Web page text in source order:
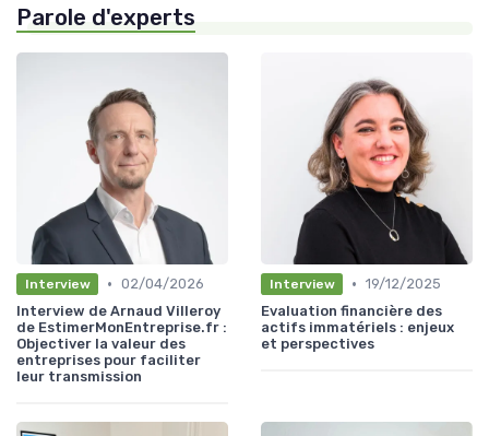
Parole d'experts
Interview • 02/04/2026
Interview de Arnaud Villeroy
de EstimerMonEntreprise.fr :
Objectiver la valeur des
entreprises pour faciliter
leur transmission
Interview • 19/12/2025
Evaluation financière des
actifs immatériels : enjeux
et perspectives